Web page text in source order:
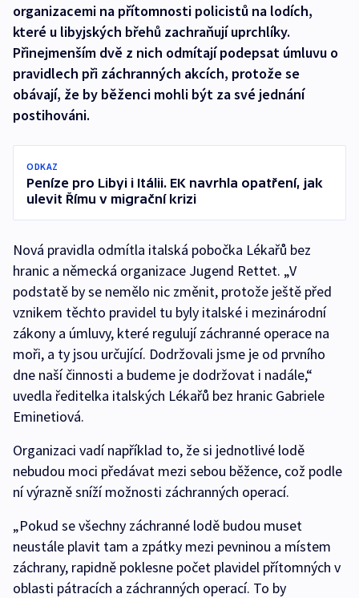
organizacemi na přítomnosti policistů na lodích,
které u libyjských břehů zachraňují uprchlíky.
Přinejmenším dvě z nich odmítají podepsat úmluvu o
pravidlech při záchranných akcích, protože se
obávají, že by běženci mohli být za své jednání
postihováni.
ODKAZ
Peníze pro Libyi i Itálii. EK navrhla opatření, jak
ulevit Římu v migrační krizi
Nová pravidla odmítla italská pobočka Lékařů bez
hranic a německá organizace Jugend Rettet. „V
podstatě by se nemělo nic změnit, protože ještě před
vznikem těchto pravidel tu byly italské i mezinárodní
zákony a úmluvy, které regulují záchranné operace na
moři, a ty jsou určující. Dodržovali jsme je od prvního
dne naší činnosti a budeme je dodržovat i nadále,“
uvedla ředitelka italských Lékařů bez hranic Gabriele
Eminetiová.
Organizaci vadí například to, že si jednotlivé lodě
nebudou moci předávat mezi sebou běžence, což podle
ní výrazně sníží možnosti záchranných operací.
„Pokud se všechny záchranné lodě budou muset
neustále plavit tam a zpátky mezi pevninou a místem
záchrany, rapidně poklesne počet plavidel přítomných v
oblasti pátracích a záchranných operací. To by